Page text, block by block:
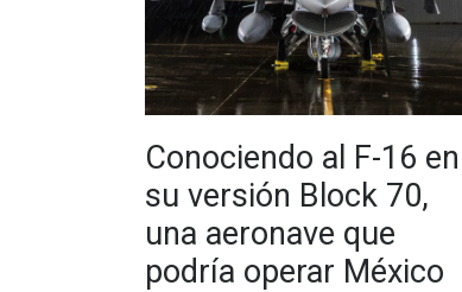
Conociendo al F-16 en
su versión Block 70,
una aeronave que
podría operar México